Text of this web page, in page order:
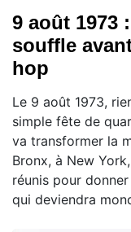
9 août 1973
souffle
hop
Le 9 août 1973,
simple fête de
va transformer la
Bronx, à New
réunis pour
qui deviendra